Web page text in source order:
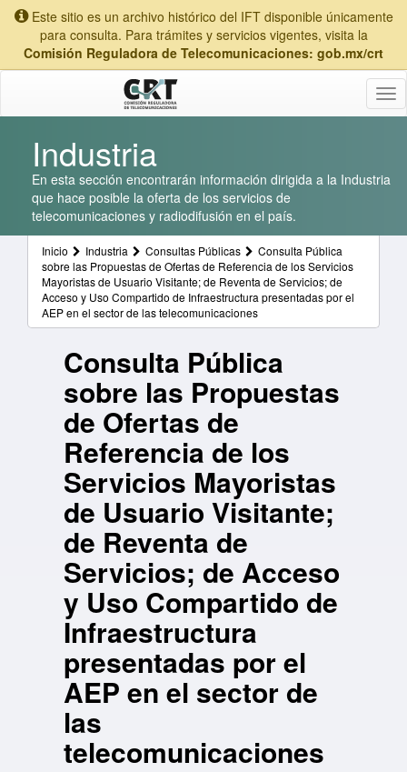
Este sitio es un archivo histórico del IFT disponible únicamente
para consulta. Para trámites y servicios vigentes, visita la
Comisión Reguladora de Telecomunicaciones: gob.mx/crt
Industria
En esta sección encontrarán información dirigida a la Industria
que hace posible la oferta de los servicios de
telecomunicaciones y radiodifusión en el país.
Inicio Industria Consultas Públicas
Consulta Pública
sobre las Propuestas de Ofertas de Referencia de los Servicios
Mayoristas de Usuario Visitante; de Reventa de Servicios; de
Acceso y Uso Compartido de Infraestructura presentadas por el
AEP en el sector de las telecomunicaciones
Consulta Pública
sobre las Propuestas
de Ofertas de
Referencia de los
Servicios Mayoristas
de Usuario Visitante;
de Reventa de
Servicios; de Acceso
y Uso Compartido de
Infraestructura
presentadas por el
AEP en el sector de
las
telecomunicaciones